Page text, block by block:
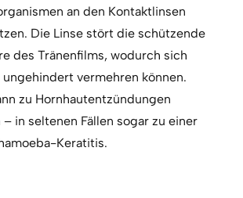
an den Kontaktlinsen
Die Linse stört die schützende
des Tränenfilms, wodurch sich
ungehindert vermehren können.
zu Hornhautentzündungen
– in seltenen Fällen sogar zu einer
Keratitis.